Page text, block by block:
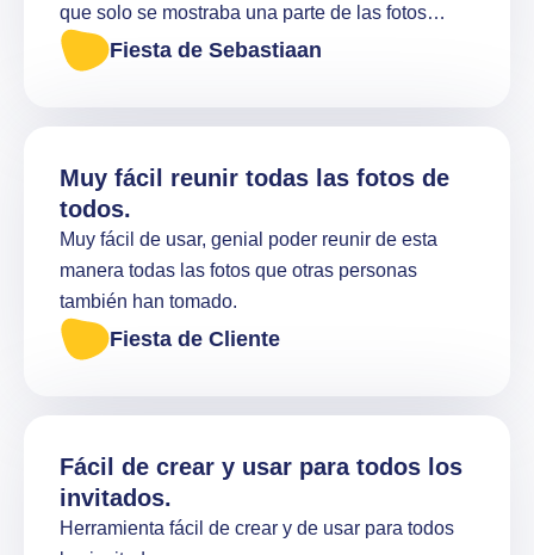
que solo se mostraba una parte de las fotos
subidas en la pantalla.
Fiesta de Sebastiaan
Muy fácil reunir todas las fotos de
todos.
Muy fácil de usar, genial poder reunir de esta
manera todas las fotos que otras personas
también han tomado.
Fiesta de Cliente
Fácil de crear y usar para todos los
invitados.
Herramienta fácil de crear y de usar para todos